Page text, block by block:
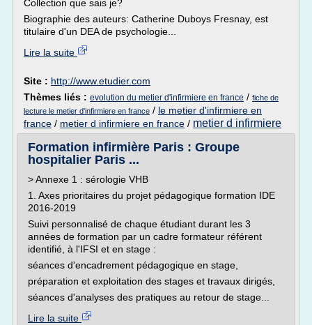
Collection que sais je?
Biographie des auteurs: Catherine Duboys Fresnay, est
titulaire d'un DEA de psychologie...
Lire la suite
Site : http://www.etudier.com
Thèmes liés : evolution du metier d'infirmiere en france / fiche de
lecture le metier d'infirmiere en france / le metier d'infirmiere en
france / metier d infirmiere en france / metier d infirmiere
Formation infirmière Paris : Groupe
hospitalier Paris ...
> Annexe 1 : sérologie VHB
1. Axes prioritaires du projet pédagogique formation IDE
2016-2019
Suivi personnalisé de chaque étudiant durant les 3
années de formation par un cadre formateur référent
identifié, à l'IFSI et en stage :
séances d'encadrement pédagogique en stage,
préparation et exploitation des stages et travaux dirigés,
séances d'analyses des pratiques au retour de stage...
Lire la suite